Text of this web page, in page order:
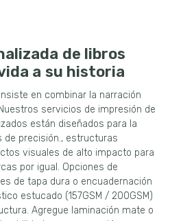
de libros
a su historia
en combinar la narración
servicios de impresión de
están diseñados para la
precisión., estructuras
visuales de alto impacto para
por igual. Opciones de
de tapa dura o encuadernación
estucado (157GSM / 200GSM)
Agregue laminación mate o